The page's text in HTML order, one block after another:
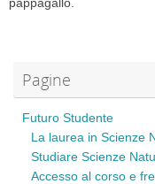
pappagallo.
Pagine
Futuro Studente
La laurea in Scienze
Studiare Scienze
Accesso al corso e